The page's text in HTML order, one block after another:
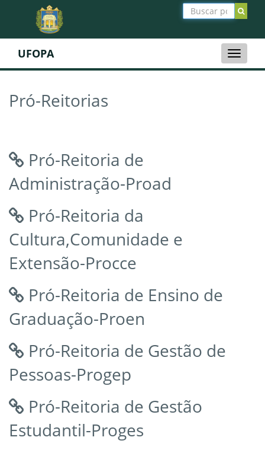
Toggle
UFOPA
Pró-Reitorias
Pró-Reitoria de
Administração-Proad
Pró-Reitoria da
Cultura,Comunidade e
Extensão-Procce
Pró-Reitoria de Ensino de
Graduação-Proen
Pró-Reitoria de Gestão de
Pessoas-Progep
Pró-Reitoria de Gestão
Estudantil-Proges